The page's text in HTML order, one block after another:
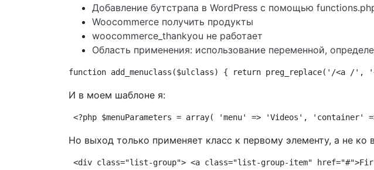
Добавление бутстрапа в WordPress с помощью
Woocommerce получить продукты
woocommerce_thankyou не работает
Область применения: использование переменной,
function add_menuclass($ulclass) { return preg_replace('/<a /
И в моем шаблоне я:
<?php $menuParameters = array( 'menu' => 'Videos',
Но выход только применяет класс к первому элементу, а не ко
<div class="list-group"> <a class="list-group-item"